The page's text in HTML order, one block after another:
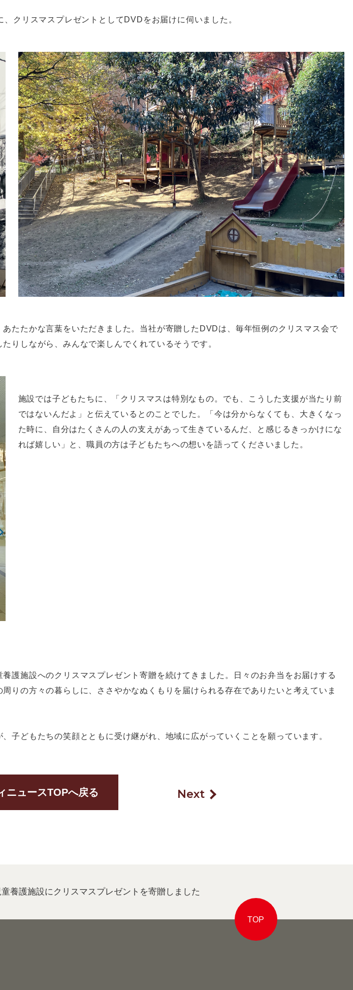
クリスマスプレゼントとしてDVDをお届けに伺いました。
たたかな言葉をいただきました。当社が寄贈したDVDは、毎年恒例のクリスマス会で
りしながら、みんなで楽しんでくれているそうです。
施設では子どもたちに、「クリスマスは特別なもの。でも、こうした支援が当たり前
ではないんだよ」と伝えているとのことでした。「今は分からなくても、大きくなっ
た時に、自分はたくさんの人の支えがあって生きているんだ、と感じるきっかけにな
れば嬉しい」と、職員の方は子どもたちへの想いを語ってくださいました。
護施設へのクリスマスプレゼント寄贈を続けてきました。日々のお弁当をお届けする
りの方々の暮らしに、ささやかなぬくもりを届けられる存在でありたいと考えていま
子どもたちの笑顔とともに受け継がれ、地域に広がっていくことを願っています。
Next
ニュースTOPへ戻る
童養護施設にクリスマスプレゼントを寄贈しました
TOP